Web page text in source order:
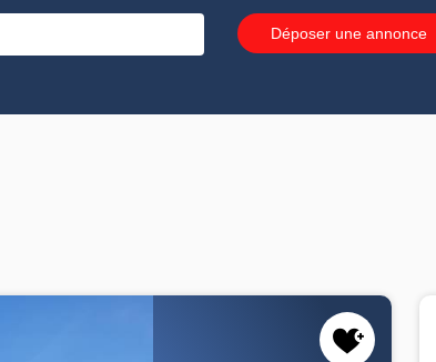
Déposer une annonce